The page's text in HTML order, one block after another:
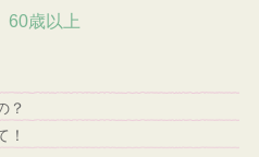
歳以上
？
！